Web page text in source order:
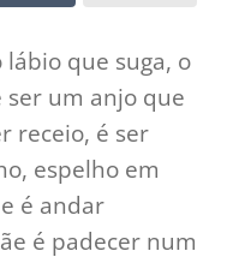
que suga, o
ser um anjo que
receio, é ser
espelho em
é andar
é padecer num